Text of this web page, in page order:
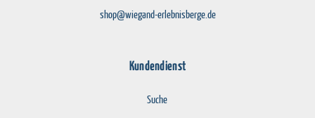
shop@wiegand-erlebnisberge.de
Kundendienst
Suche